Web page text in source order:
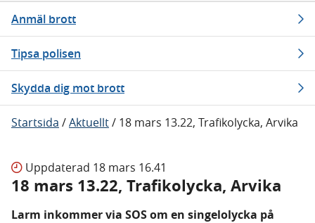
Anmäl brott
Tipsa polisen
Skydda dig mot brott
Startsida /Aktuellt/ 18 mars 13.22, Trafikolycka, Arvika
Uppdaterad 18 mars 16.41
18 mars 13.22, Trafikolycka, Arvika
Larm inkommer via SOS om en singelolycka på